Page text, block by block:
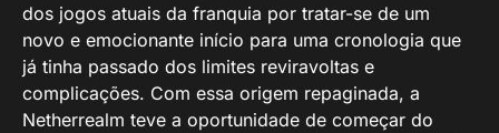
dos jogos atuais da franquia por tratar-se de um
novo e emocionante início para uma cronologia que
já tinha passado dos limites reviravoltas e
complicações. Com essa origem repaginada, a
Netherrealm teve a oportunidade de começar do